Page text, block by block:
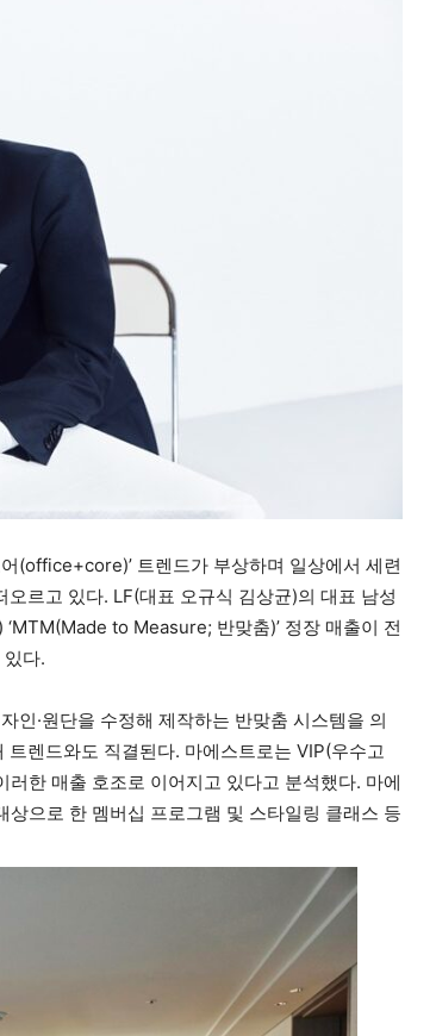
(office+core)’ 트렌드가 부상하며 일상에서 세련
르고 있다. LF(대표 오규식 김상균)의 대표 남성
to Measure; 반맞춤)’ 정장 매출이 전
다.
인·원단을 수정해 제작하는 반맞춤 시스템을 의
렌드와도 직결된다. 마에스트로는 VIP(우수고
한 매출 호조로 이어지고 있다고 분석했다. 마에
으로 한 멤버십 프로그램 및 스타일링 클래스 등